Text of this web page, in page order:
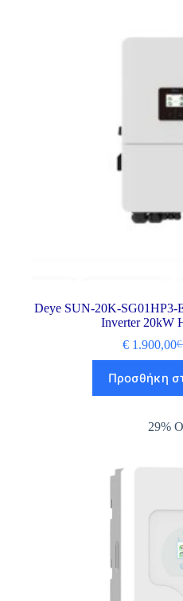
Deye SUN-20K-SG01HP3-
Inverter 20kW
€
€ 1.900,00
Προσθήκη
29%